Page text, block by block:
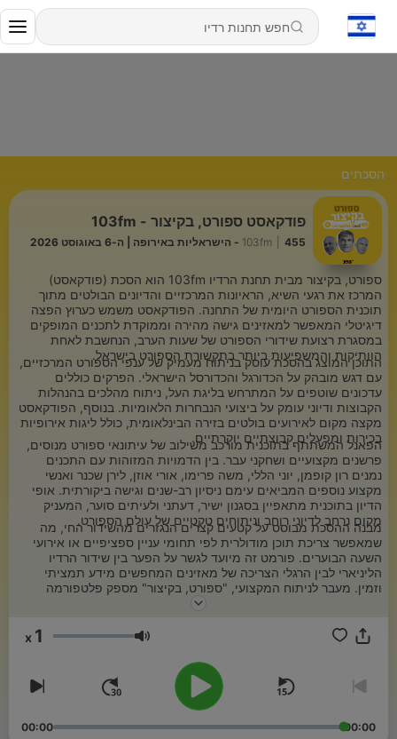
הסכתים
פודקאסט ספורט, בקיצור - 103fm
103fm 455 - הישראליות באירופה | ה-6 באוגוסט 2026
ספורט, בקיצור מבית תחנת הרדיו 103fm הוא הסכת (פודקאסט)
המרכז את רגעי השיא, הראיונות המרכזיים והדיונים הבולטים מתוך
תוכנית הספורט היומית של התחנה. הפודקאסט משמש כערוץ הפצה
דיגיטלי המאפשר למאזינים גישה מהירה וממוקדת לתכנים המופקים
במסגרת רצועת שידורי הספורט של שעות הערב, הנחשבת לאחת
הוותיקות והמשפיעות ביותר בתקשורת הספורט בישראל.
התוכן המוצג בהסכת עוסק בניתוח מעמיק של ענפי הספורט המרכזיים,
עם דגש מובהק על הכדורגל והכדורסל הישראלי. הפרקים כוללים
עדכונים שוטפים על המתרחש בליגת העל, ניתוח מהלכים בהנהלות
הקבוצות ודיוני עומק על ביצועי הנבחרות הלאומיות. בנוסף, הפודקאסט
מקצה מקום לאירועים בולטים בזירה הבינלאומית, כולל ליגות אירופיות
בכירות ומפעלים קבוצתיים יוקרתיים.
הפאנל המשתתף בתוכנית מורכב משילוב של עיתונאי ספורט מנוסים,
פרשנים מקצועיים ושחקני עבר. בין הדמויות המזוהות עם התכנים
נמנים רון קופמן, יוני הללי, משה פרימו, אורי אוזן, לירן שכנר ואנשי
מקצוע נוספים המביאים עימם ניסיון רב-שנים וגישה ביקורתית. אופי
הדיון בתוכנית מתאפיין בסגנון ישיר, דעתני ולעיתים סוער, המעניק
מקום נרחב לדיוני רוחב וניתוחים טקטיים של עולם הספורט.
מבנה ההסכת מבוסס על קטעים קצרים הנגזרים מהשידור החי, מה
שמאפשר צריכת תוכן מודולרית לפי תחומי עניין ספציפיים או אירועי
השעה הבוערים. פורמט זה מיועד לגשר על הפער בין שידור הרדיו
הליניארי לבין הרגלי הצריכה של מאזינים המחפשים מידע תמציתי
וזמין. מעבר לניתוח המקצועי, "ספורט, בקיצור" מספק פלטפורמה
לראיונות עם דמויות מפתח בענף, החל מבעלי קבוצות ומאמנים ועד
המשתנה של הספורט בישראל ובעולם.
עוצמת שמע 1
00:00
00:00